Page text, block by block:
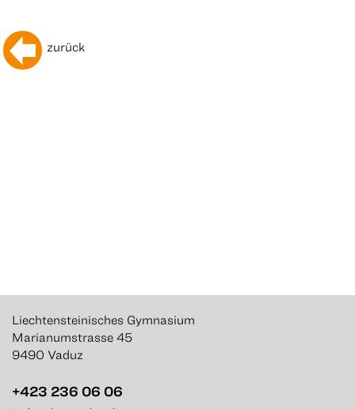
zurück
Liechtensteinisches Gymnasium
Marianumstrasse 45
9490 Vaduz
+423 236 06 06